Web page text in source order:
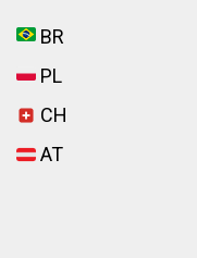
BR
PL
CH
AT